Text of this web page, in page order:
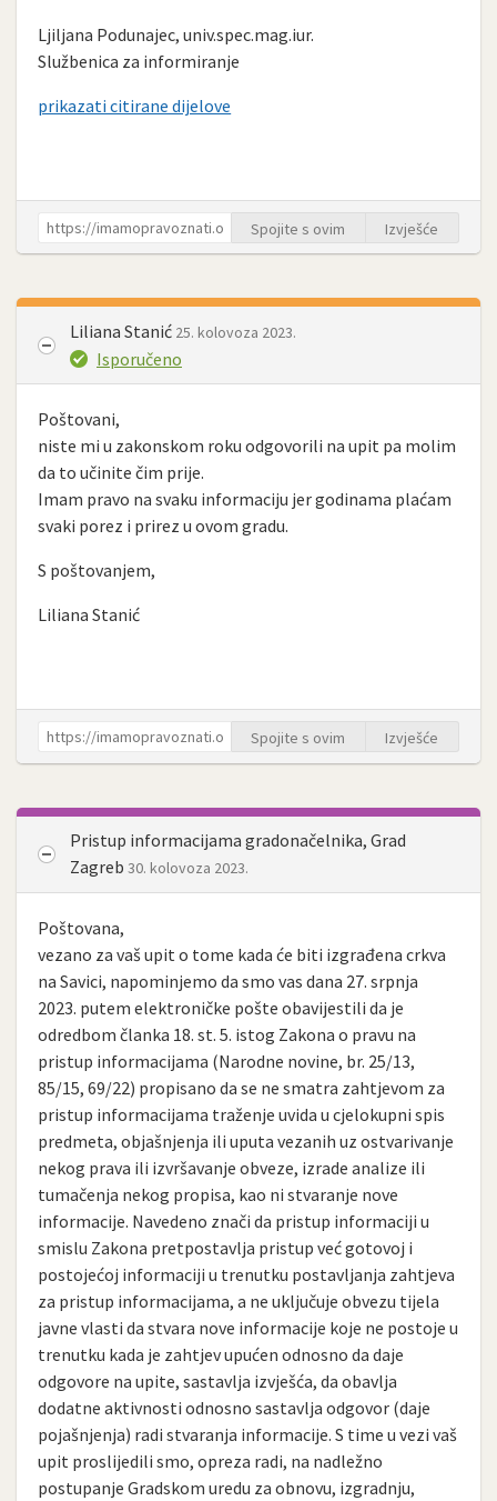
Ljiljana Podunajec, univ.spec.mag.iur.
Službenica za informiranje
prikazati citirane dijelove
Spojite s ovim Izvješće
Liliana Stanić 25. kolovoza 2023.
Isporučeno
Poštovani,
niste mi u zakonskom roku odgovorili na upit pa molim
da to učinite čim prije.
Imam pravo na svaku informaciju jer godinama plaćam
svaki porez i prirez u ovom gradu.
S poštovanjem,
Liliana Stanić
Spojite s ovim Izvješće
Pristup informacijama gradonačelnika, Grad
Zagreb 30. kolovoza 2023.
Poštovana,
vezano za vaš upit o tome kada će biti izgrađena crkva
na Savici, napominjemo da smo vas dana 27. srpnja
2023. putem elektroničke pošte obavijestili da je
odredbom članka 18. st. 5. istog Zakona o pravu na
pristup informacijama (Narodne novine, br. 25/13,
85/15, 69/22) propisano da se ne smatra zahtjevom za
pristup informacijama traženje uvida u cjelokupni spis
predmeta, objašnjenja ili uputa vezanih uz ostvarivanje
nekog prava ili izvršavanje obveze, izrade analize ili
tumačenja nekog propisa, kao ni stvaranje nove
informacije. Navedeno znači da pristup informaciji u
smislu Zakona pretpostavlja pristup već gotovoj i
postojećoj informaciji u trenutku postavljanja zahtjeva
za pristup informacijama, a ne uključuje obvezu tijela
javne vlasti da stvara nove informacije koje ne postoje u
trenutku kada je zahtjev upućen odnosno da daje
odgovore na upite, sastavlja izvješća, da obavlja
dodatne aktivnosti odnosno sastavlja odgovor (daje
pojašnjenja) radi stvaranja informacije. S time u vezi vaš
upit proslijedili smo, opreza radi, na nadležno
postupanje Gradskom uredu za obnovu, izgradnju,